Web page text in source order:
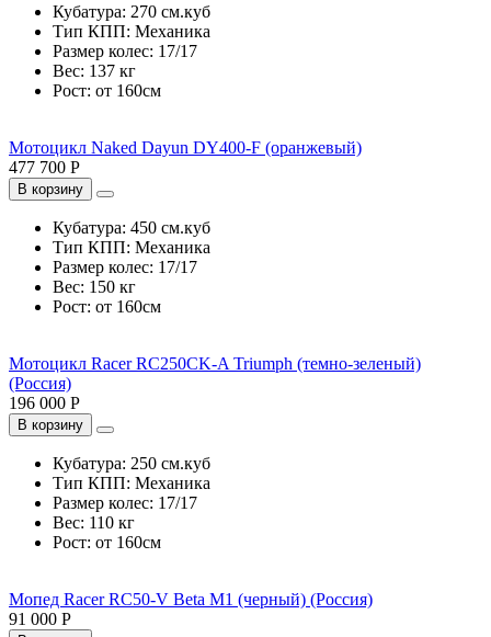
Кубатура: 270 см.куб
Тип КПП: Механика
Размер колес: 17/17
Вес: 137 кг
Рост: от 160см
Мотоцикл Naked Dayun DY400-F (оранжевый)
477 700 Р
В корзину
Кубатура: 450 см.куб
Тип КПП: Механика
Размер колес: 17/17
Вес: 150 кг
Рост: от 160см
Мотоцикл Racer RC250CK-A Triumph (темно-зеленый)
(Россия)
196 000 Р
В корзину
Кубатура: 250 см.куб
Тип КПП: Механика
Размер колес: 17/17
Вес: 110 кг
Рост: от 160см
Мопед Racer RC50-V Beta M1 (черный) (Россия)
91 000 Р